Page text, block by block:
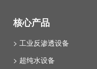
核心产品
> 工业反渗透设备
> 超纯水设备